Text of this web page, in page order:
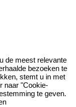
de meest relevante
bezoeken te
stemt u in met
naar "Cookie-
te geven.